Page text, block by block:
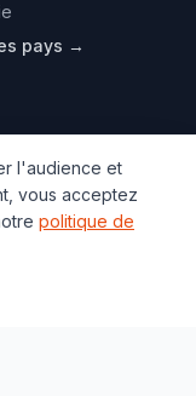
pays →
l'audience et
vous acceptez
politique de